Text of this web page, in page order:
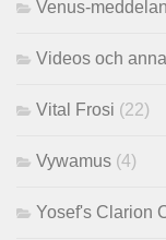
Venus-
Videos och
Vital Frosi (22)
Vywamus (4)
Yosef's Clarion